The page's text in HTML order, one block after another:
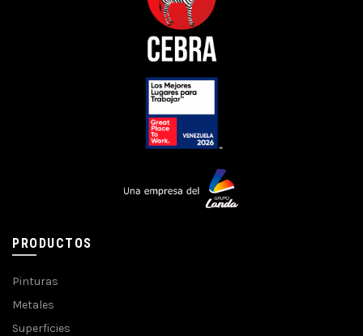
PRODUCTOS
Pinturas
Metales
Superficies